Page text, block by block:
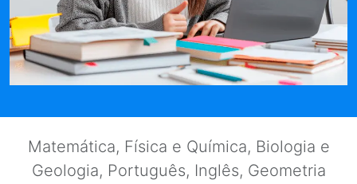
Matemática, Física e Química, Biologia e
Geologia, Português, Inglês, Geometria